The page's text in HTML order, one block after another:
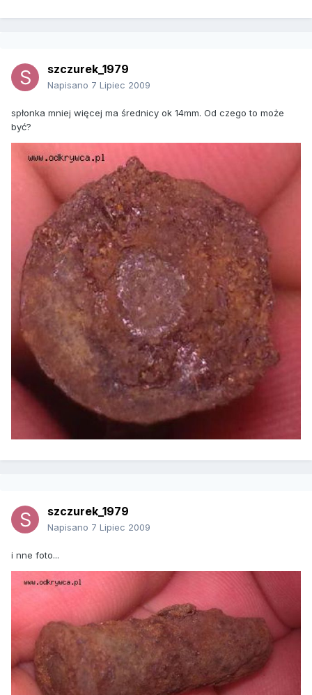
szczurek_1979
Napisano 7 Lipiec 2009
spłonka mniej więcej ma średnicy ok 14mm. Od czego to może
być?
szczurek_1979
Napisano 7 Lipiec 2009
i nne foto...